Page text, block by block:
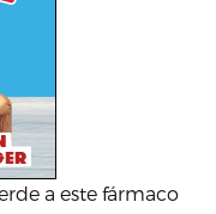
a este fármaco